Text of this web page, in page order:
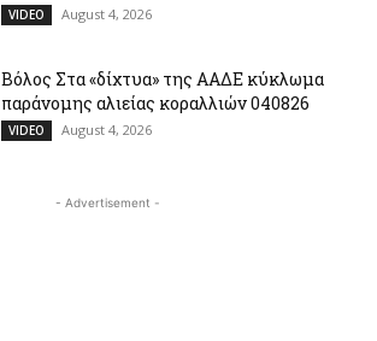
VIDEO August 4, 2026
Βόλος Στα «δίχτυα» της ΑΑΔΕ κύκλωμα
παράνομης αλιείας κοραλλιών 040826
VIDEO August 4, 2026
- Advertisement -